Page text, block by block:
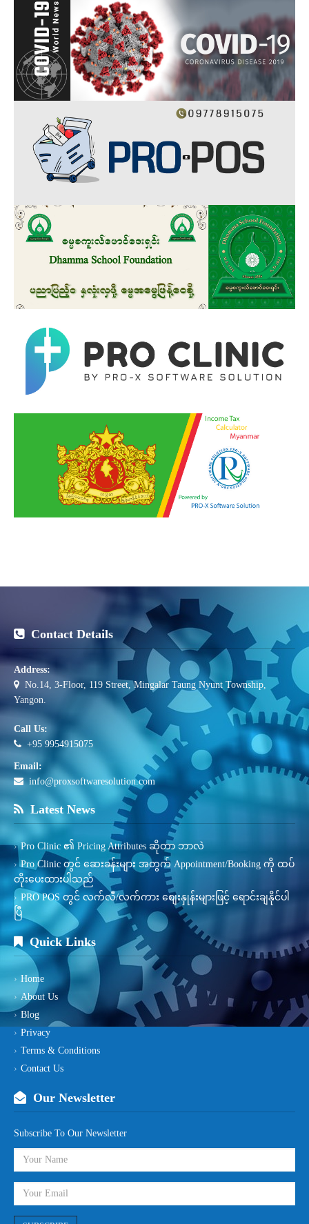
Contact Details
Address:
No.14, 3-Floor, 119 Street, Mingalar Taung Nyunt Township,
Yangon.
Call Us:
+95 9954915075
Email:
info@proxsoftwaresolution.com
Latest News
Pro Clinic ၏ Pricing Attributes ဆိုတာ ဘာလဲ
Pro Clinic တွင် ဆေးခန်းများ အတွက် Appointment/Booking ကို ထပ်
တိုးပေးထားပါသည်
PRO POS တွင် လက်လီ/လက်ကား စျေးနှုန်းများဖြင့် ရောင်းချနိုင်ပါ
ပြီ
Quick Links
Home
About Us
Blog
Privacy
Terms & Conditions
Contact Us
Our Newsletter
Subscribe To Our Newsletter